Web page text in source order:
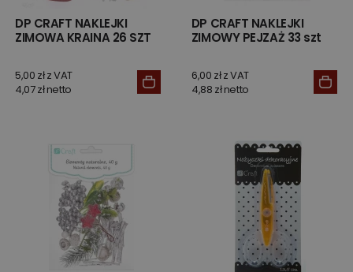
DP CRAFT NAKLEJKI
ZIMOWA KRAINA 26 SZT
5,00 zł z VAT
4,07 zł netto
DP CRAFT NAKLEJKI
ZIMOWY PEJZAŻ 33 szt
6,00 zł z VAT
4,88 zł netto